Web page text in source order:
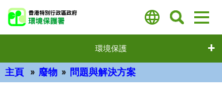
內
環境保護
主頁 廢物 問題與解決方案